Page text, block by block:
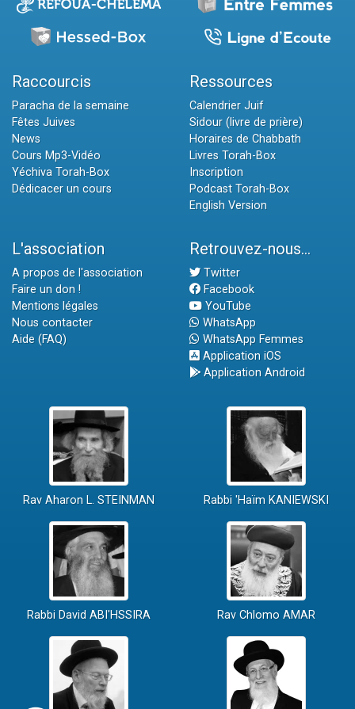
Raccourcis
Paracha de la semaine
Fêtes Juives
News
Cours Mp3-Vidéo
Yéchiva Torah-Box
Dédicacer un cours
Ressources
Calendrier Juif
Sidour (livre de prière)
Horaires de Chabbath
Livres Torah-Box
Inscription
Podcast Torah-Box
English Version
L'association
A propos de l'association
Faire un don !
Mentions légales
Nous contacter
Aide (FAQ)
Retrouvez-nous...
Twitter
Facebook
YouTube
WhatsApp
WhatsApp Femmes
Application iOS
Application Android
Rav Aharon L. STEINMAN Rabbi 'Haïm KANIEWSKI
Rabbi David ABI'HSSIRA Rav Chlomo AMAR